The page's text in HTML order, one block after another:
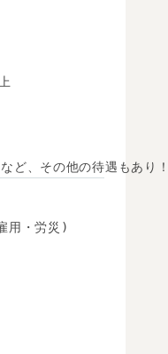
ど、その他の待遇もあり
用・労災)